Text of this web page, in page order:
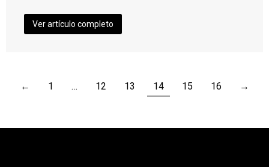
Ver artículo completo
← 1 … 12 13 14 15 16 →